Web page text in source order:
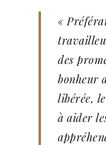
«
des
bonheur
libérée,
à aider